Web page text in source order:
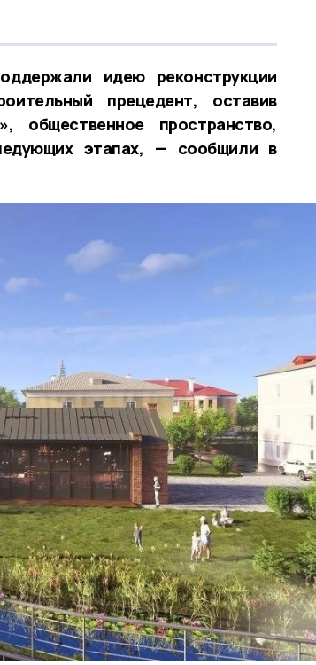
идею реконструкции
прецедент, оставив
общественное пространство,
этапах, — сообщили в